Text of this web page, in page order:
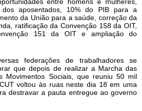
dos aposentados, 10% do PIB para a
da União para a saúde, correção da
ratificação da Convenção 158 da OIT,
151 da OIT e ampliação do
federações de trabalhadores se
que depois de realizar a Marcha das
Movimentos Sociais, que reuniu 50 mil
voltou às ruas neste dia 18 em uma
destravar a pauta entregue ao governo